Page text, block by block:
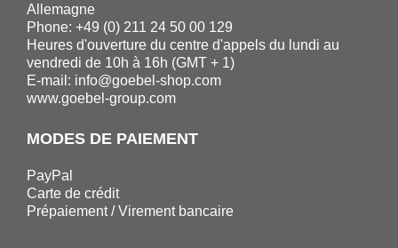
Allemagne
Phone: +49 (0) 211 24 50 00 129
Heures d'ouverture du centre d'appels du lundi au
vendredi de 10h à 16h (GMT + 1)
E-mail: info@goebel-shop.com
www.goebel-group.com
MODES DE PAIEMENT
PayPal
Carte de crédit
Prépaiement / Virement bancaire